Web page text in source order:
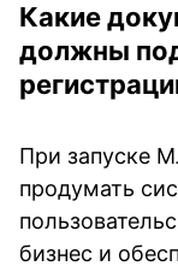
Какие
должны
При запуске
продумать
бизнес и